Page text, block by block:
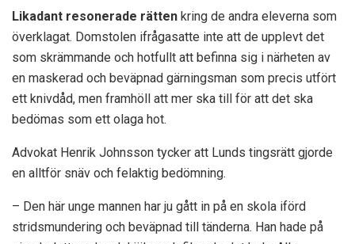
Likadant resonerade rätten kring de andra eleverna som
överklagat. Domstolen ifrågasatte inte att de upplevt det
som skrämmande och hotfullt att befinna sig i närheten av
en maskerad och beväpnad gärningsman som precis utfört
ett knivdåd, men framhöll att mer ska till för att det ska
bedömas som ett olaga hot.
Advokat Henrik Johnsson tycker att Lunds tingsrätt gjorde
en alltför snäv och felaktig bedömning.
– Den här unge mannen har ju gått in på en skola iförd
stridsmundering och beväpnad till tänderna. Han hade på